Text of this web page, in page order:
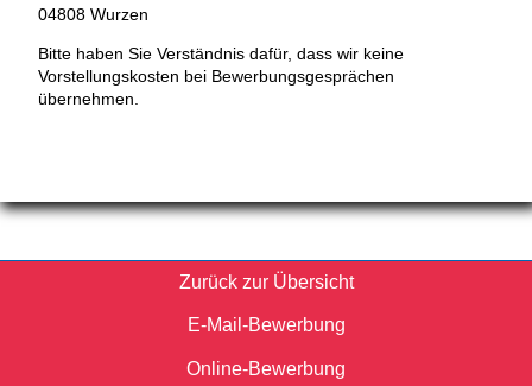
04808 Wurzen
Bitte haben Sie Verständnis dafür, dass wir keine
Vorstellungskosten bei Bewerbungsgesprächen
übernehmen.
Zurück zur Übersicht
E-Mail-Bewerbung
Online-Bewerbung